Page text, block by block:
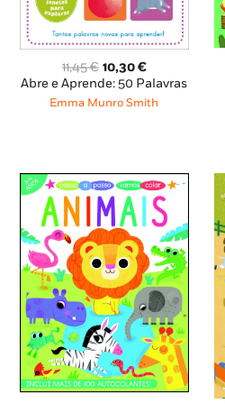
11,45€ O
preço
original
10,30€O
preço
atual
Abre e Aprende: 50 Palavras
Emma Munro Smith